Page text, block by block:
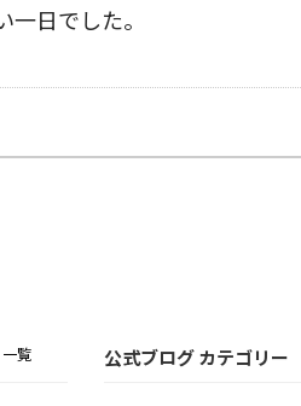
日でした。
一覧 公式ブログ カテゴリー